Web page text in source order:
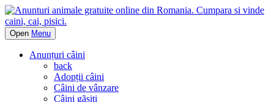
Open Menu
Anunțuri câini
back
Adopții câini
Câini de vânzare
Câini gãsiți